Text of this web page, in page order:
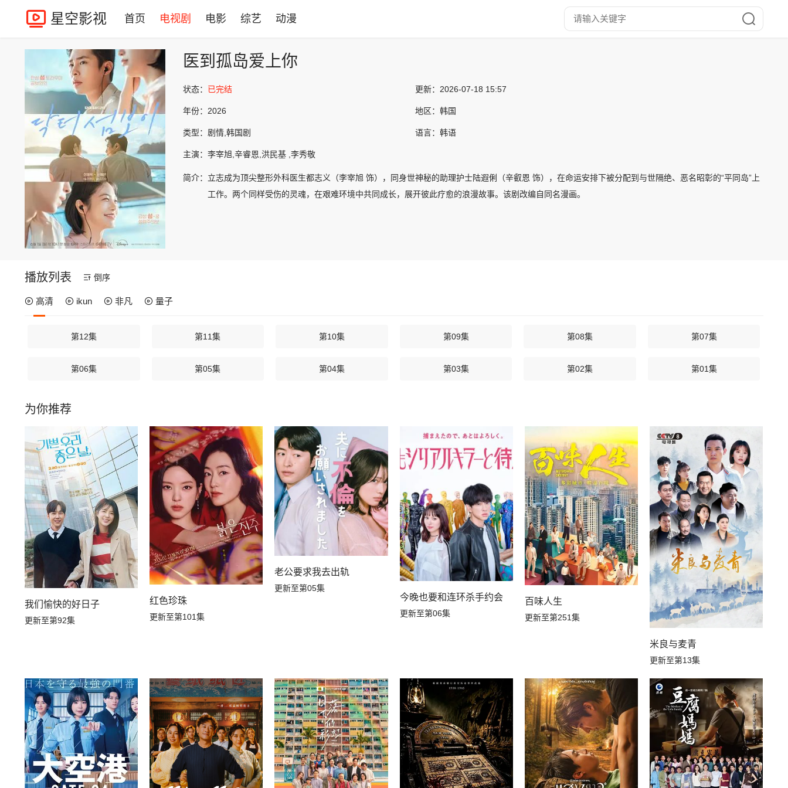
星空影视 首页 电视剧 电影 综艺 动漫
医到孤岛爱上你
状态： 已完结 更新： 2026-07-18 15:57
年份： 2026 地区： 韩国
类型： 剧情,韩国剧 语言： 韩语
主演： 李宰旭,辛睿恩,洪民基 ,李秀敬
简介： 立志成为顶尖整形外科医生都志义（李宰旭 饰），同身世神秘的助理护士陆遐俐（辛叡恩 饰），在命运安排下被分配到与世隔绝、恶名昭彰的“平同岛”上
工作。两个同样受伤的灵魂，在艰难环境中共同成长，展开彼此疗愈的浪漫故事。该剧改编自同名漫画。
播放列表 倒序
高清 ikun 非凡 量子
第12集 第11集 第10集 第09集 第08集 第07集
第06集 第05集 第04集 第03集 第02集 第01集
为你推荐
我们愉快的好日子
更新至第92集
红色珍珠
更新至第101集
老公要求我去出轨
更新至第05集
今晚也要和连环杀手约会
更新至第06集
百味人生
更新至第251集
米良与麦青
更新至第13集